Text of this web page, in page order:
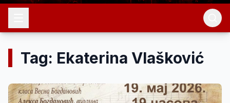
Tag: Ekaterina Vlašković